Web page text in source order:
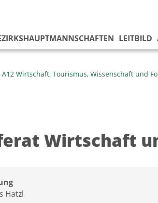
LEITBILD
A12 Wirtschaft, Tourismus, Wissenschaft und
Wirtschaft
Hatzl